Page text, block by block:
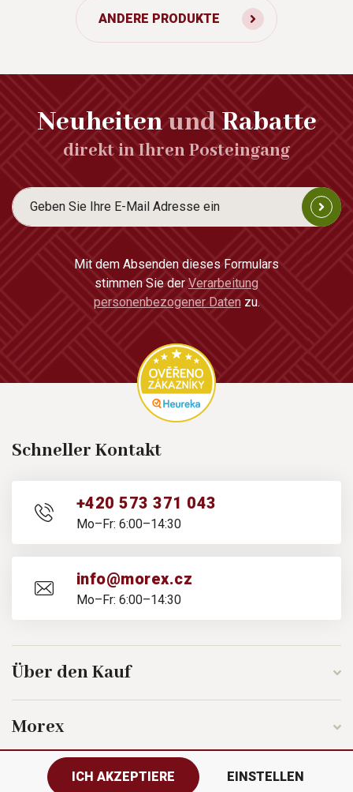
ANDERE PRODUKTE
NeuheitenundRabatte
direkt in Ihren Posteingang
Mit dem Absenden dieses Formulars
stimmen Sie der Verarbeitung
personenbezogener Daten zu.
Schneller Kontakt
+420 573 371 043
Mo–Fr: 6:00–14:30
info@morex.cz
Mo–Fr: 6:00–14:30
Über den Kauf
Morex
ICH AKZEPTIERE EINSTELLEN